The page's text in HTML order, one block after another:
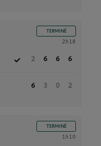
TERMINÉ
2h18
2 6 6 6
6 3 0 2
TERMINÉ
1h10